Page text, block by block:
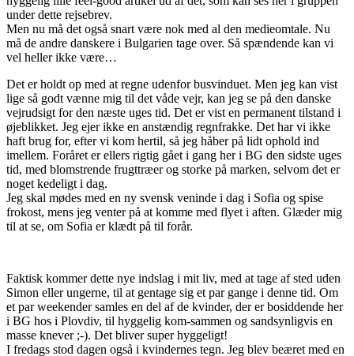
under dette rejsebrev.
Men nu må det også snart være nok med al den medieomtale. Nu
må de andre danskere i Bulgarien tage over. Så spændende kan vi
vel heller ikke være…
Det er holdt op med at regne udenfor busvinduet. Men jeg kan vist
lige så godt vænne mig til det våde vejr, kan jeg se på den danske
vejrudsigt for den næste uges tid. Det er vist en permanent tilstand i
øjeblikket. Jeg ejer ikke en anstændig regnfrakke. Det har vi ikke
haft brug for, efter vi kom hertil, så jeg håber på lidt ophold ind
imellem. Foråret er ellers rigtig gået i gang her i BG den sidste uges
tid, med blomstrende frugttræer og storke på marken, selvom det er
noget kedeligt i dag.
Jeg skal mødes med en ny svensk veninde i dag i Sofia og spise
frokost, mens jeg venter på at komme med flyet i aften. Glæder mig
til at se, om Sofia er klædt på til forår.
Faktisk kommer dette nye indslag i mit liv, med at tage af sted uden
Simon eller ungerne, til at gentage sig et par gange i denne tid. Om
et par weekender samles en del af de kvinder, der er bosiddende her
i BG hos i Plovdiv, til hyggelig kom-sammen og sandsynligvis en
masse knever ;-). Det bliver super hyggeligt!
I fredags stod dagen også i kvindernes tegn. Jeg blev beæret med en